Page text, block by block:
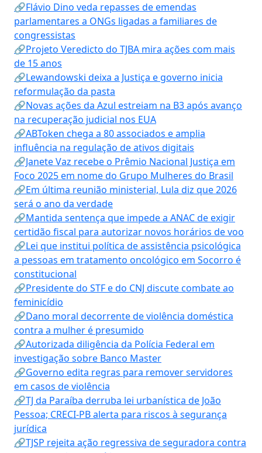
🔗Flávio Dino veda repasses de emendas
parlamentares a ONGs ligadas a familiares de
congressistas
🔗Projeto Veredicto do TJBA mira ações com mais
de 15 anos
🔗Lewandowski deixa a Justiça e governo inicia
reformulação da pasta
🔗Novas ações da Azul estreiam na B3 após avanço
na recuperação judicial nos EUA
🔗ABToken chega a 80 associados e amplia
influência na regulação de ativos digitais
🔗Janete Vaz recebe o Prêmio Nacional Justiça em
Foco 2025 em nome do Grupo Mulheres do Brasil
🔗Em última reunião ministerial, Lula diz que 2026
será o ano da verdade
🔗Mantida sentença que impede a ANAC de exigir
certidão fiscal para autorizar novos horários de voo
🔗Lei que institui política de assistência psicológica
a pessoas em tratamento oncológico em Socorro é
constitucional
🔗Presidente do STF e do CNJ discute combate ao
feminicídio
🔗Dano moral decorrente de violência doméstica
contra a mulher é presumido
🔗Autorizada diligência da Polícia Federal em
investigação sobre Banco Master
🔗Governo edita regras para remover servidores
em casos de violência
🔗TJ da Paraíba derruba lei urbanística de João
Pessoa; CRECI-PB alerta para riscos à segurança
jurídica
🔗TJSP rejeita ação regressiva de seguradora contra